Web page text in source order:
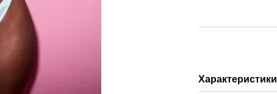
Характеристики